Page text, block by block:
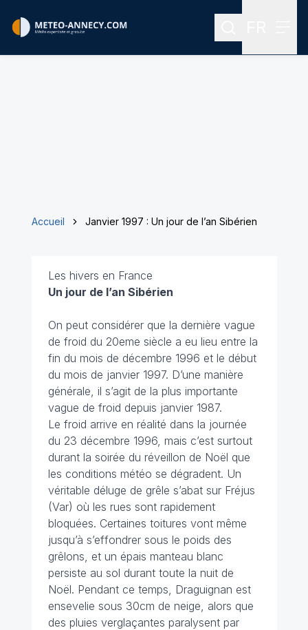
Rechercher
Accueil Janvier 1997 : Un jour de l’an Sibérien
Les hivers en France
Un jour de l’an Sibérien
On peut considérer que la dernière vague
de froid du 20eme siècle a eu lieu entre la
fin du mois de décembre 1996 et le début
du mois de janvier 1997. D’une manière
générale, il s’agit de la plus importante
vague de froid depuis janvier 1987.
Le froid arrive en réalité dans la journée
du 23 décembre 1996, mais c’est surtout
durant la soirée du réveillon de Noël que
les conditions météo se dégradent. Un
véritable déluge de grêle s’abat sur Fréjus
(Var) où les rues sont rapidement
bloquées. Certaines toitures vont même
jusqu’à s’effondrer sous le poids des
grêlons, et un épais manteau blanc
persiste au sol durant toute la nuit de
Noël. Pendant ce temps, Draguignan est
ensevelie sous 30cm de neige, alors que
des pluies verglaçantes paralysent par